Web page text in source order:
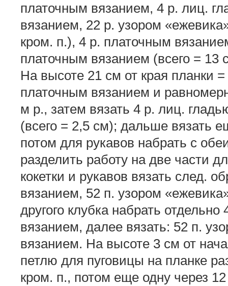
платочным вязанием, 4 р. лиц.
вязанием, 22 р. узором
кром. п.), 4 р. платочным
платочным вязанием (всего =
На высоте 21 см от края планки
платочным вязанием и
м р., затем вязать 4 р. лиц.
(всего = 2,5 см); дальше вязать
потом для рукавов набрать с
разделить работу на две части
кокетки и рукавов вязать след.
вязанием, 52 п. узором
другого клубка набрать
вязанием, далее вязать: 52 п.
вязанием. На высоте 3 см от
петлю для пуговицы на планке
кром. п., потом еще одну через